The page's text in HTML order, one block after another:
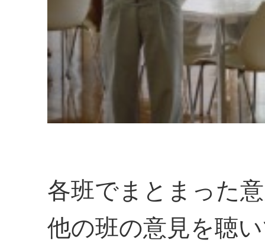
各班でまとまった
他の班の意見を聴